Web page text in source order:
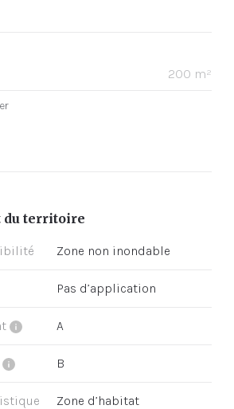
200 m²
du territoire
Zone non inondable
Pas d’application
A
B
Zone d’habitat